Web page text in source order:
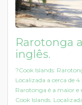
Rarotonga
inglês.
?Cook Islands:
Localizada a cerca de
Rarotonga é a maior e
Cook Islands.